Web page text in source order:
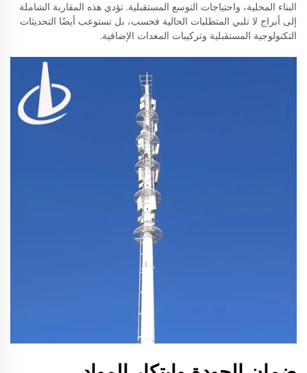
البناء المحلية، واحتياجات التوسع المستقبلية. تؤدي هذه المقاربة الشاملة
إلى أبراج لا تلبي المتطلبات الحالية فحسب، بل تستوعب أيضًا التحديثات
التكنولوجية المستقبلية وتركيبات المعدات الإضافية.